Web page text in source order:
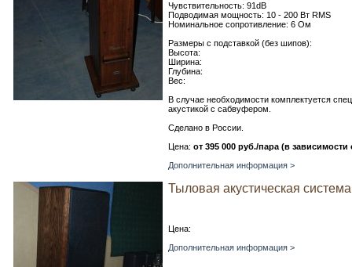
Чувствительность: 91dB
Подводимая мощность: 10 - 200 Вт RMS
Номинальное сопротивление: 6 Ом
Размеры с подставкой (без шипов):
Высота:
Ширина:
Глубина:
Вес:
В случае необходимости комплектуется
акустикой с сабвуфером.
Сделано в России.
Цена: от 395 000 руб./пара (в
Дополнительная информация >
Тыловая акустическая
Цена:
Дополнительная информация >